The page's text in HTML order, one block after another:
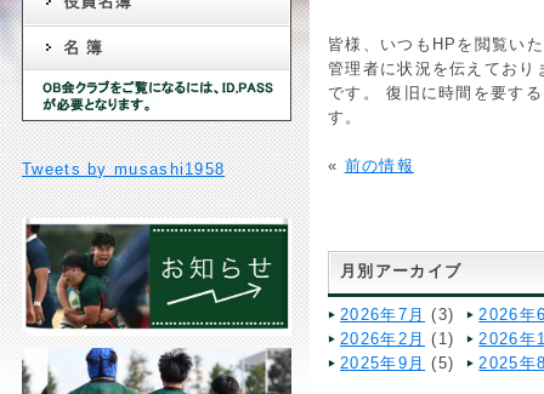
皆様、いつもHPを閲覧い
管理者に状況を伝えており
です。 復旧に時間を要す
す。
« 前の情報
月別アーカイブ
2026年7月 (3)
2026年
2026年2月 (1)
2026年
2025年9月 (5) 2025年
Tweets by musashi1958